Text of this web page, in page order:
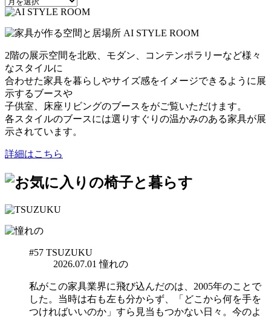
2階の展示空間を北欧、モダン、コンテンポラリーなど様々
なスタイルに
合わせた家具を暮らしやサイズ感をイメージできるように展
示するブースや
子供室、床座リビングのブースをがご覧いただけます。
各スタイルのブースには選りすぐりの温かみのある家具が展
示されています。
詳細はこちら
#57 TSUZUKU
2026.07.01 憧れの
私がこの家具業界に飛び込んだのは、2005年のことで
した。当時は右も左も分からず、「どこから何を手を
つければいいのか」すら見当もつかない日々。今のよ